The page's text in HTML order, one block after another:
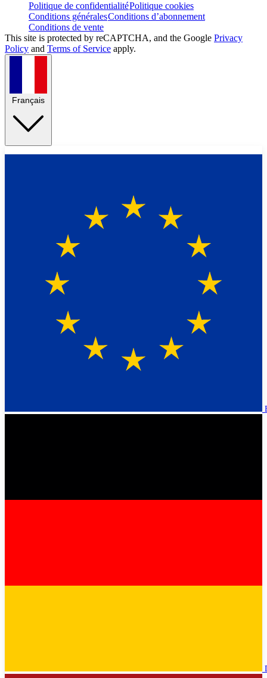
Politique de confidentialitéPolitique cookies
Conditions généralesConditions d’abonnement
Conditions de vente
This site is protected by reCAPTCHA, and the Google Privacy
Policy and Terms of Service apply.
Français